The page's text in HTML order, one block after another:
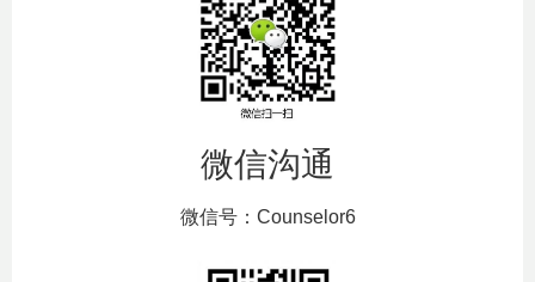
微信沟通
微信号：Counselor6